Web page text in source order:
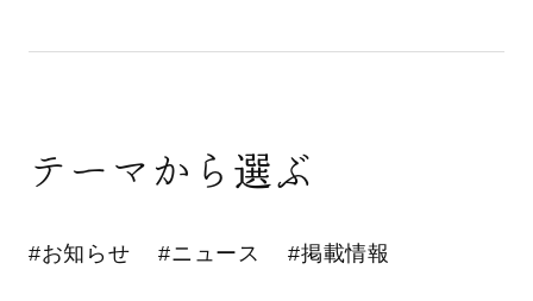
テーマから選ぶ
#お知らせ #ニュース #掲載情報